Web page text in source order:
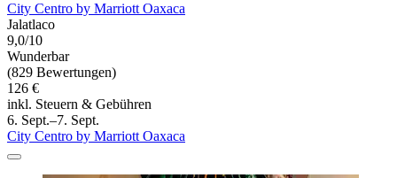
City Centro by Marriott Oaxaca
Jalatlaco
9,0/10
Wunderbar
(829 Bewertungen)
126 €
inkl. Steuern & Gebühren
6. Sept.–7. Sept.
City Centro by Marriott Oaxaca